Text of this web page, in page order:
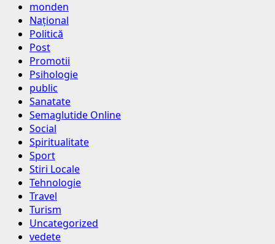
monden
Național
Politică
Post
Promotii
Psihologie
public
Sanatate
Semaglutide Online
Social
Spiritualitate
Sport
Stiri Locale
Tehnologie
Travel
Turism
Uncategorized
vedete